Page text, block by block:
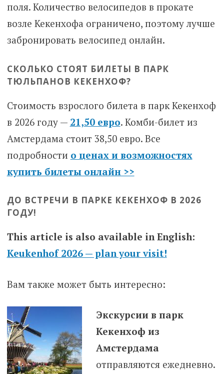
поля. Количество велосипедов в прокате
возле Кекенхофа ограничено, поэтому лучше
забронировать велосипед онлайн.
СКОЛЬКО СТОЯТ БИЛЕТЫ В ПАРК
ТЮЛЬПАНОВ КЕКЕНХОФ?
Стоимость взрослого билета в парк Кекенхоф
в 2026 году — 21,50 евро. Комби-билет из
Амстердама стоит 38,50 евро. Все
подробности о ценах и возможностях
купить билеты онлайн >>
ДО ВСТРЕЧИ В ПАРКЕ КЕКЕНХОФ В 2026
ГОДУ!
This article is also available in English:
Keukenhof 2026 — plan your visit!
Вам также может быть интересно:
Экскурсии в парк
Кекенхоф из
Амстердама
отправляются ежедневно.